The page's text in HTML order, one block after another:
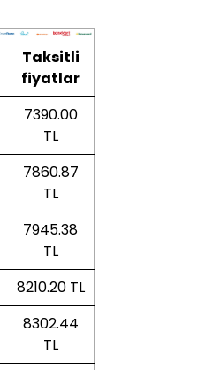
Taksitli
fiyatlar
7390.00
TL
7860.87
TL
7945.38
TL
8210.20 TL
8302.44
TL